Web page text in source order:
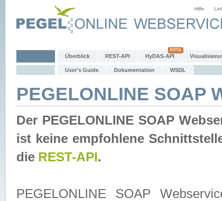
Hilfe
Überblick REST-API HyDAS-API
User's Guide Dokumentation WSDL
PEGELONLINE SOAP
Der PEGELONLINE SOAP
ist keine empfohlene
die REST-API.
PEGELONLINE SOAP